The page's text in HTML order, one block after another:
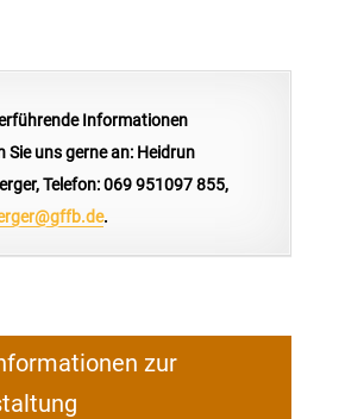
Informationen
Sie uns gerne an: Heidrun
Telefon: 069 951097 855,
.
zur